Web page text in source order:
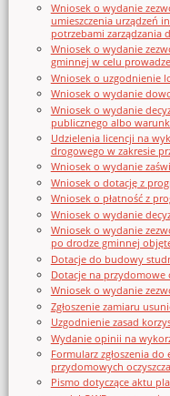
Wniosek o wydanie
umieszczenia urządzeń
potrzebami zarządzania
Wniosek o wydanie
gminnej w celu
Wniosek o uzgodnienie
Wniosek o wydanie
Wniosek o wydanie
publicznego albo
Udzielenia licencji na
drogowego w zakresie
Wniosek o wydanie
Wniosek o dotację z
Wniosek o płatność z
Wniosek o wydanie
Wniosek o wydanie
po drodze gminnej
Dotacje do budowy
Dotacje na przydomowe
Wniosek o wydanie
Zgłoszenie zamiaru
Uzgodnienie zasad
Wydanie opinii na
Formularz zgłoszenia
przydomowych
Pismo dotyczące aktu